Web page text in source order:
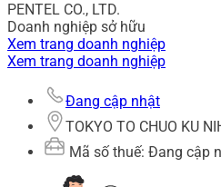
PENTEL CO., LTD.
Doanh nghiệp sở hữu
Xem trang doanh nghiệp
Xem trang doanh nghiệp
Đang cập nhật
TOKYO TO CHUO KU
Mã số thuế: Đang cập